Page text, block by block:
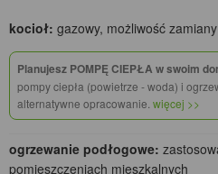
kocioł: gazowy, możliwość
Planujesz POMPĘ CIEPŁA w swoim
pompy ciepła (powietrze - woda) i
alternatywne opracowanie. więcej >>
ogrzewanie podłogowe:
pomieszczeniach mieszkalnych